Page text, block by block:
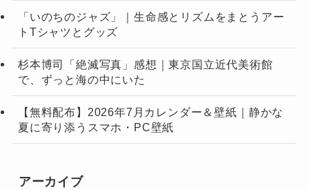
「いのちのジャズ」｜生命感とリズムをまとうアー
トTシャツとグッズ
杉本博司「絶滅写真」感想｜東京国立近代美術館
で、ずっと海の中にいた
【無料配布】2026年7月カレンダー＆壁紙｜静かな
夏に寄り添うスマホ・PC壁紙
アーカイブ